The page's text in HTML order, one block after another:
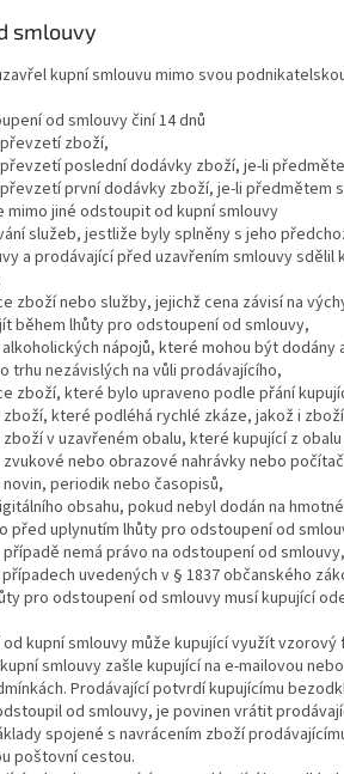
smlouvy
kupní smlouvu mimo svou
od smlouvy činí 14 dnů
zboží,
poslední dodávky zboží, je-li
první dodávky zboží, je-li předmětem
mimo jiné odstoupit od kupní smlouvy
služeb, jestliže byly splněny s jeho
a prodávající před uzavřením smlouvy
zboží nebo služby, jejichž cena závisí na
během lhůty pro odstoupení od smlouvy,
nápojů, které mohou být
trhu nezávislých na vůli prodávajícího,
zboží, které bylo upraveno podle přání
které podléhá rychlé zkáze, jakož i
v uzavřeném obalu, které kupující z
nebo obrazové nahrávky nebo
periodik nebo časopisů,
obsahu, pokud nebyl dodán na
před uplynutím lhůty pro odstoupení od
nemá právo na odstoupení od smlouvy,
uvedených v § 1837 občanského
pro odstoupení od smlouvy musí kupující
kupní smlouvy může kupující využít
smlouvy zašle kupující na e-mailovou
Prodávající potvrdí kupujícímu
od smlouvy, je povinen vrátit
spojené s navrácením zboží
poštovní cestou.